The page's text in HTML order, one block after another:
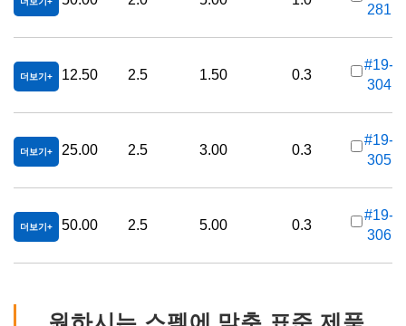
281
더보기 12.50 2.5 1.50 0.3
#19-
304
더보기 25.00 2.5 3.00 0.3
#19-
305
더보기 50.00 2.5 5.00 0.3
#19-
306